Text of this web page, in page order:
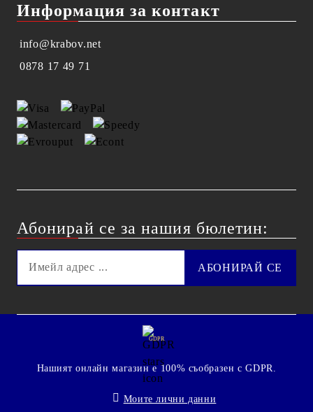
Информация за контакт
info@krabov.net
0878 17 49 71
Абонирай се за нашия бюлетин:
GDPR
Нашият онлайн магазин е 100% съобразен с GDPR.
Моите лични данни